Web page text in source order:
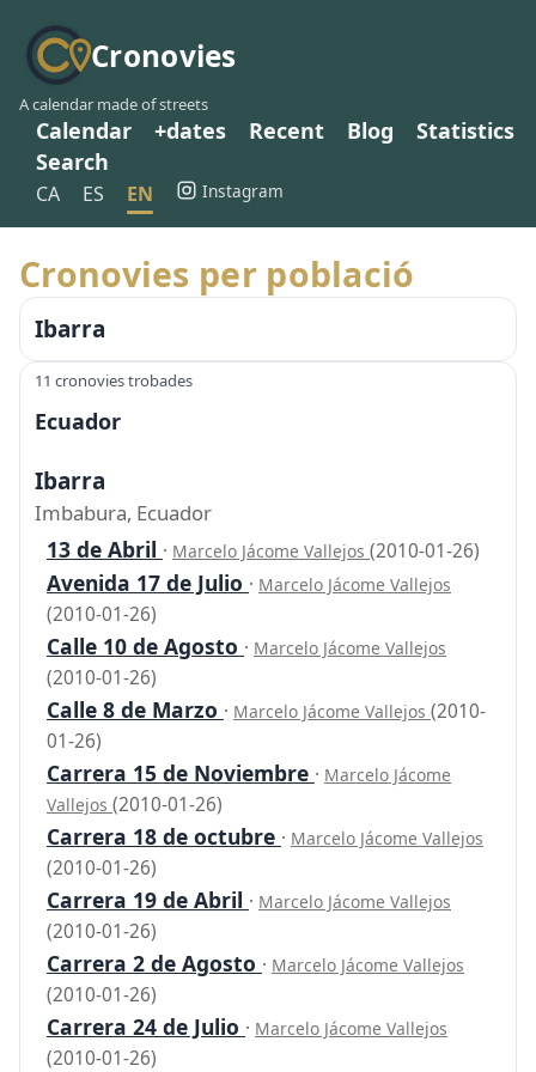
Cronovies
A calendar made of streets
Calendar +dates Recent Blog
Statistics
Search
CA ES EN Instagram
Cronovies per població
Ibarra
11 cronovies trobades
Ecuador
Ibarra
Imbabura, Ecuador
13 de Abril · Marcelo Jácome Vallejos (2010-01-26)
Avenida 17 de Julio · Marcelo Jácome Vallejos
(2010-01-26)
Calle 10 de Agosto · Marcelo Jácome Vallejos
(2010-01-26)
Calle 8 de Marzo · Marcelo Jácome Vallejos (2010-
01-26)
Carrera 15 de Noviembre · Marcelo Jácome
Vallejos (2010-01-26)
Carrera 18 de octubre · Marcelo Jácome Vallejos
(2010-01-26)
Carrera 19 de Abril · Marcelo Jácome Vallejos
(2010-01-26)
Carrera 2 de Agosto · Marcelo Jácome Vallejos
(2010-01-26)
Carrera 24 de Julio · Marcelo Jácome Vallejos
(2010-01-26)